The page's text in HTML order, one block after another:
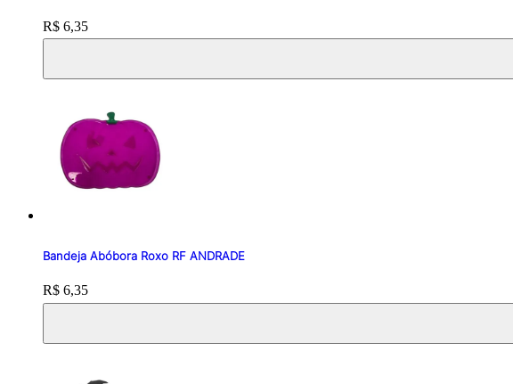
Price:
R$ 6,35
Bandeja Abóbora Roxo RF ANDRADE
Price:
R$ 6,35